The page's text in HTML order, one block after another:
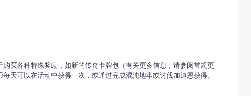
买各种特殊奖励，如新的传奇卡牌包（有关更多信息，请参阅常规更
天可以在活动中获得一次，或通过完成混沌地牢或讨伐加迪恩获得。